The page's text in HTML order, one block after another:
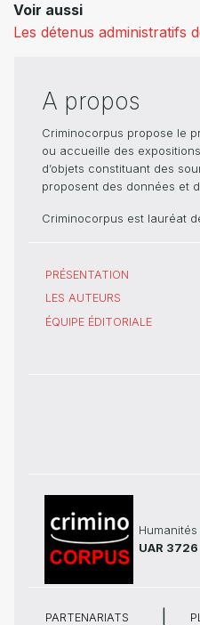
Voir aussi
Les détenus administratifs
A propos
Criminocorpus propose le
ou accueille des
d’objets constituant des
proposent des données et
Criminocorpus est lauréat
PRÉSENTATION
LES AUTEURS
ÉQUIPE ÉDITORIALE
UAR 3726
PARTENARIATS